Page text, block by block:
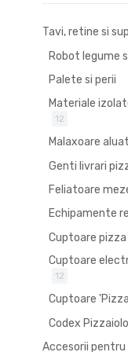
Tavi, retine si
Robot legume
Palete si perii
Materiale
12
Malaxoare aluat
Genti livrari
Feliatoare
Echipamente
Cuptoare
Cuptoare
12
Cuptoare
Codex Pizzaiolo
Accesorii